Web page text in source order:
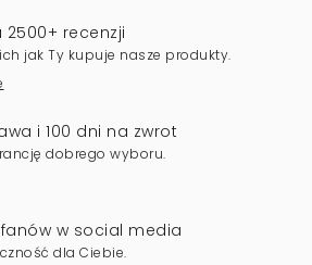
recenzji
jak Ty kupuje nasze produkty.
i 100 dni na zwrot
dobrego wyboru.
w social media
dla Ciebie.